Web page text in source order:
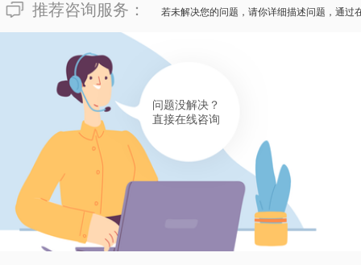
响不知道需要多少价格费用，
响途歌汽车音响改装，为宝马
刚刚好的广东广州改装升级无
有帮助(
推荐咨询服务： 若未解决您的问题，请你详细描述问题，通过
问题没解决？
直接在线咨询